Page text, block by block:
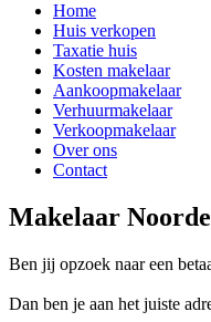
Home
Huis verkopen
Taxatie huis
Kosten makelaar
Aankoopmakelaar
Verhuurmakelaar
Verkoopmakelaar
Over ons
Contact
Makelaar
Ben jij opzoek naar een
Dan ben je aan het juiste